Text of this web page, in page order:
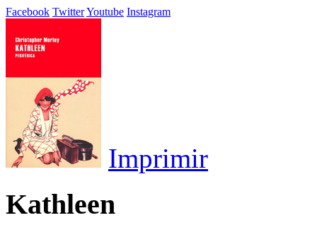
Facebook TwitterYoutube Instagram
Imprimir
Kathleen